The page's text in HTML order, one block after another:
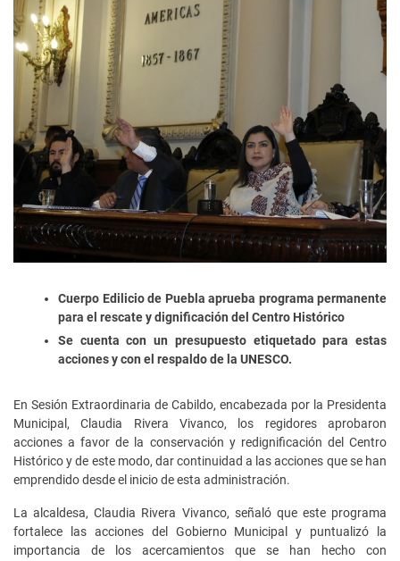
Cuerpo Edilicio de Puebla aprueba programa permanente
para el rescate y dignificación del Centro Histórico
Se cuenta con un presupuesto etiquetado para estas
acciones y con el respaldo de la UNESCO.
En Sesión Extraordinaria de Cabildo, encabezada por la Presidenta
Municipal, Claudia Rivera Vivanco, los regidores aprobaron
acciones a favor de la conservación y redignificación del Centro
Histórico y de este modo, dar continuidad a las acciones que se han
emprendido desde el inicio de esta administración.
La alcaldesa, Claudia Rivera Vivanco, señaló que este programa
fortalece las acciones del Gobierno Municipal y puntualizó la
importancia de los acercamientos que se han hecho con